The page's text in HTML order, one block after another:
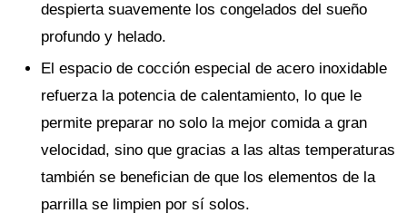
despierta suavemente los congelados del sueño
profundo y helado.
El espacio de cocción especial de acero inoxidable
refuerza la potencia de calentamiento, lo que le
permite preparar no solo la mejor comida a gran
velocidad, sino que gracias a las altas temperaturas
también se benefician de que los elementos de la
parrilla se limpien por sí solos.